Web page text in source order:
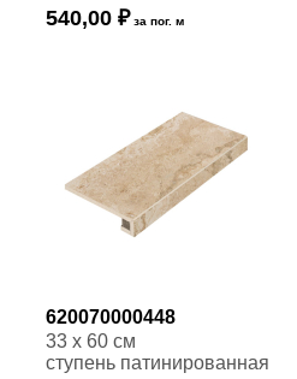
540,00 ₽ за пог. м
620070000448
33 x 60 см
ступень патинированная